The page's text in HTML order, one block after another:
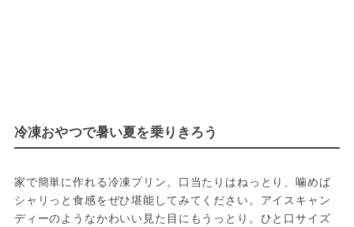
冷凍おやつで暑い夏を乗りきろう
家で簡単に作れる冷凍プリン。口当たりはねっとり、噛めば
シャリっと食感をぜひ堪能してみてください。アイスキャン
ディーのようなかわいい見た目にもうっとり。ひと口サイズ